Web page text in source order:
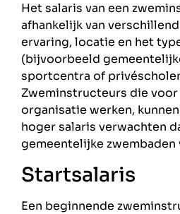
Het salaris van een
afhankelijk van
ervaring, locatie en het
(bijvoorbeeld
sportcentra of
Zweminstructeurs die
organisatie werken,
hoger salaris verwachten
gemeentelijke zwembaden
Startsalaris
Een beginnende